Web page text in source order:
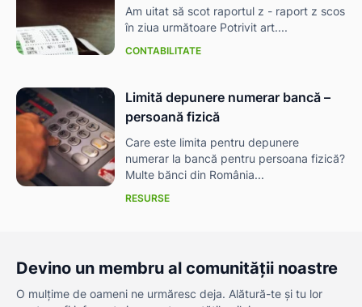
Am uitat să scot raportul z - raport z scos
în ziua următoare Potrivit art....
CONTABILITATE
Limită depunere numerar bancă –
persoană fizică
Care este limita pentru depunere
numerar la bancă pentru persoana fizică?
Multe bănci din România...
RESURSE
Devino un membru al comunității noastre
O mulțime de oameni ne urmăresc deja. Alătură-te și tu lor